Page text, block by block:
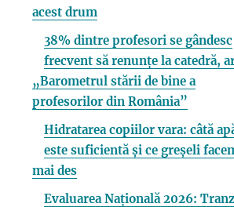
acest drum
38% dintre profesori se gândesc
frecvent să renunțe la catedră,
„Barometrul stării de bine a
profesorilor din România”
Hidratarea copiilor vara: câtă
este suficientă și ce greșeli
mai des
Evaluarea Națională 2026: